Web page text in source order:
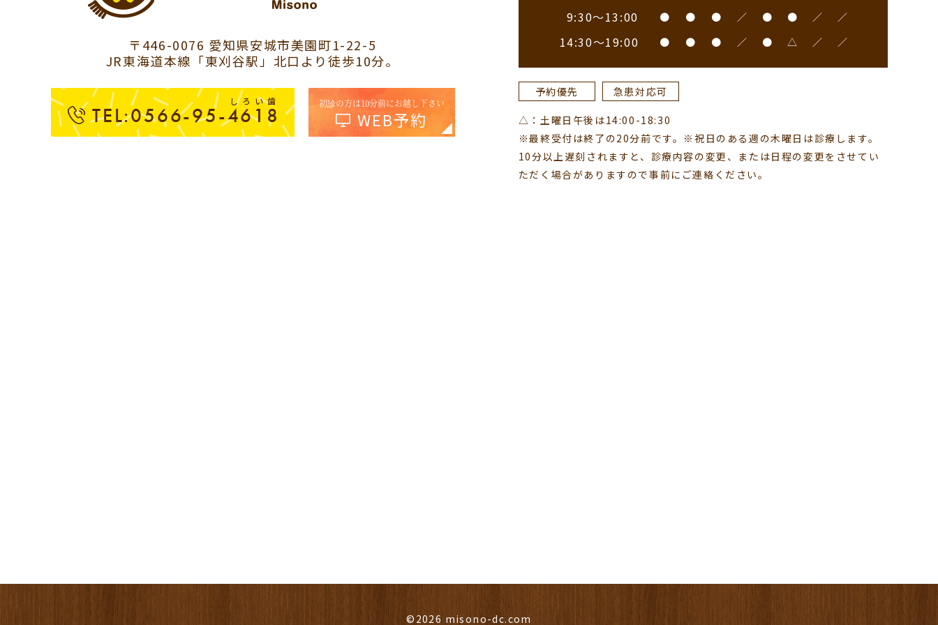
〒446-0076 愛知県安城市美園町1-22-5
JR東海道本線「東刈谷駅」北口より徒歩10分。
しろい歯
TEL:0566-95-4618
初診の方は10分前にお越し下さい
WEB予約
9:30～13:00 ● ● ● ／ ● ● ／ ／
14:30～19:00 ● ● ● ／ ● △ ／ ／
予約優先 急患対応可
△：土曜日午後は14:00-18:30
※最終受付は終了の20分前です。※祝日のある週の木曜日は診療します。
10分以上遅刻されますと、診療内容の変更、または日程の変更をさせてい
ただく場合がありますので事前にご連絡ください。
©2026 misono-dc.com